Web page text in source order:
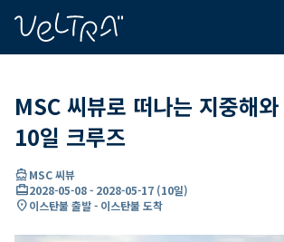
MSC 씨뷰로 떠나는 지중해
10일 크루즈
directions_boatMSC 씨뷰
card_travel2028-05-08- 2028-05-17 (10일)
location_on이스탄불 출발 - 이스탄불 도착